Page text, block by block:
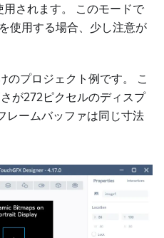
されます。 このモードで
使用する場合、少し注意が
のプロジェクト例です。 こ
が272ピクセルのディスプ
レームバッファは同じ寸法